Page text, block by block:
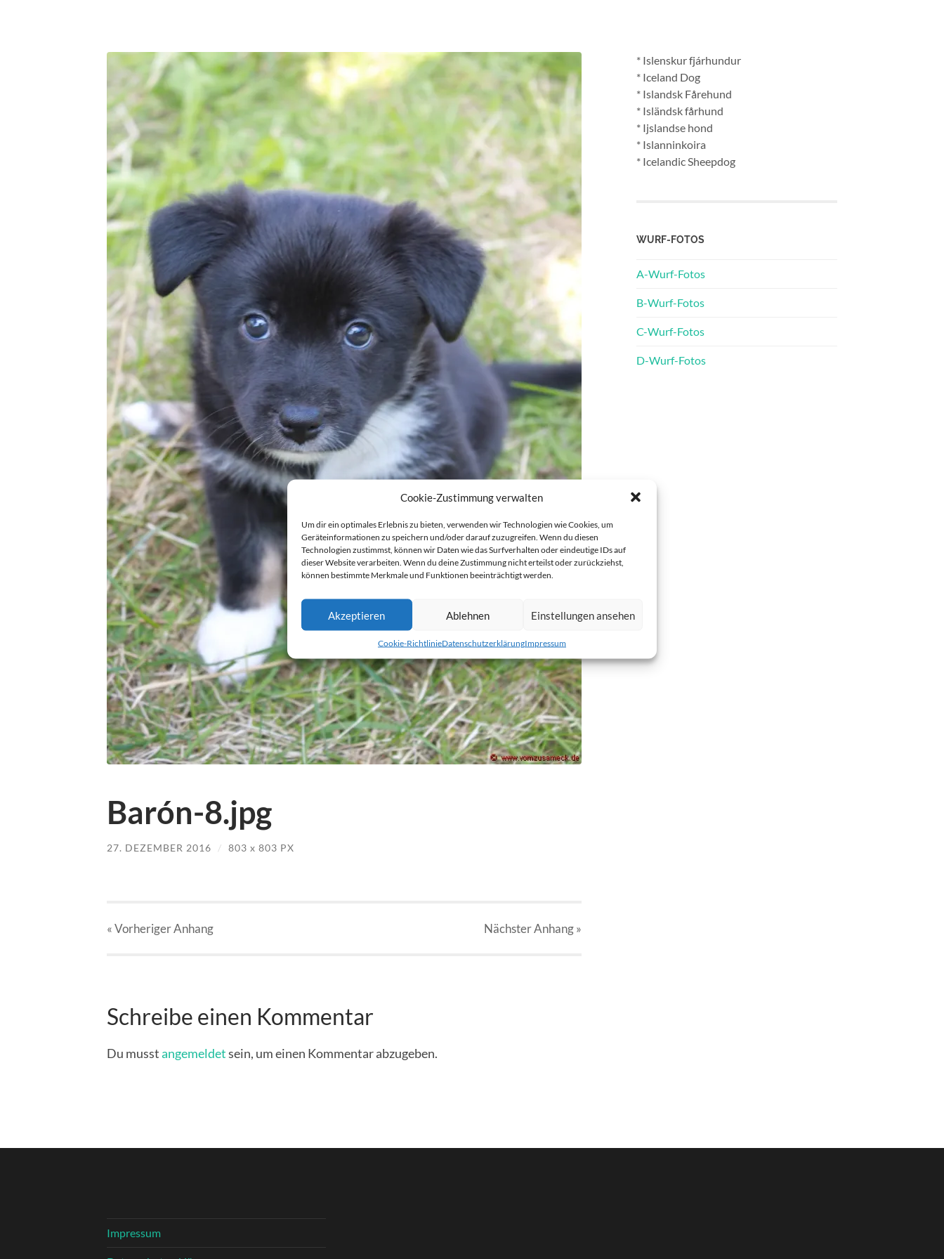
Cookie-Zustimmung verwalten
Um dir ein optimales Erlebnis zu bieten, verwenden wir Technologien wie Cookies, um
Geräteinformationen zu speichern und/oder darauf zuzugreifen. Wenn du diesen
Technologien zustimmst, können wir Daten wie das Surfverhalten oder eindeutige IDs auf
dieser Website verarbeiten. Wenn du deine Zustimmung nicht erteilst oder zurückziehst,
können bestimmte Merkmale und Funktionen beeinträchtigt werden.
Akzeptieren Ablehnen Einstellungen ansehen
Cookie-RichtlinieDatenschutzerklärungImpressum
Barón-8.jpg
27. DEZEMBER 2016 / 803 x 803 PX
« VorherigerAnhang NächsterAnhang»
Schreibe einen Kommentar
Du musstangemeldetsein, um einen Kommentar abzugeben.
* Islenskur fjárhundur
* Iceland Dog
* Islandsk Fårehund
* Isländsk fårhund
* Ijslandse hond
* Islanninkoira
* Icelandic Sheepdog
WURF-FOTOS
A-Wurf-Fotos
B-Wurf-Fotos
C-Wurf-Fotos
D-Wurf-Fotos
Impressum